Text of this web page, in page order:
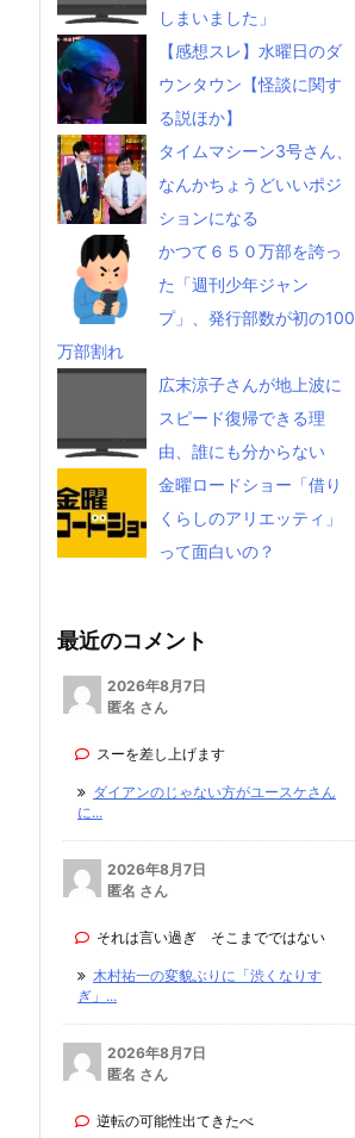
しまいました」
【感想スレ】水曜日のダ
ウンタウン【怪談に関す
る説ほか】
タイムマシーン3号さん、
なんかちょうどいいポジ
ションになる
かつて６５０万部を誇っ
た「週刊少年ジャン
プ」、発行部数が初の100
万部割れ
広末涼子さんが地上波に
スピード復帰できる理
由、誰にも分からない
金曜ロードショー「借り
くらしのアリエッティ」
って面白いの？
最近のコメント
2026年8月7日
匿名 さん
スーを差し上げます
ダイアンのじゃない方がユースケさん
に...
2026年8月7日
匿名 さん
それは言い過ぎ そこまでではない
木村祐一の変貌ぶりに「渋くなりす
ぎ」...
2026年8月7日
匿名 さん
逆転の可能性出てきたべ